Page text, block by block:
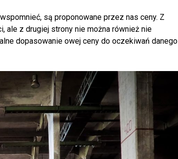
są proponowane przez nas ceny. Z
ale z drugiej strony nie można również nie
dopasowanie owej ceny do oczekiwań danego